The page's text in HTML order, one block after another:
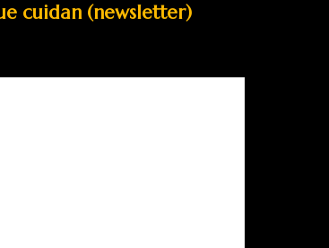
cuidan (newsletter)